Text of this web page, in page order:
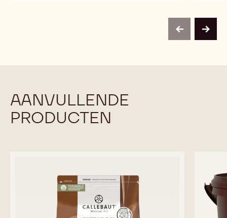
previousnext
AANVULLENDE
PRODUCTEN